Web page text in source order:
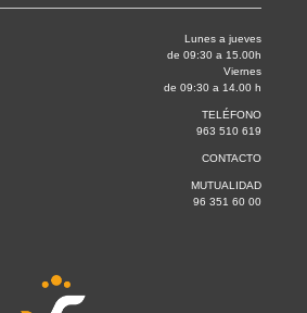
Lunes a jueves
de 09:30 a 15.00h
Viernes
de 09:30 a 14.00 h
TELÉFONO
963 510 619
CONTACTO
MUTUALIDAD
96 351 60 00